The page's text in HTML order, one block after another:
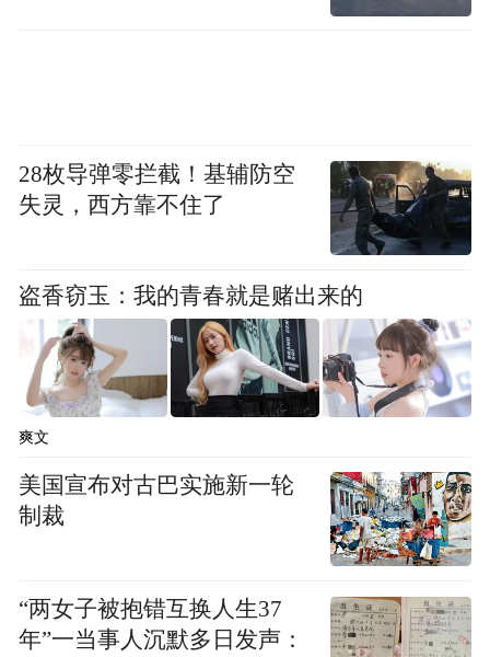
28枚导弹零拦截！基辅防空
失灵，西方靠不住了
盗香窃玉：我的青春就是赌出来的
爽文
美国宣布对古巴实施新一轮
制裁
“两女子被抱错互换人生37
年”一当事人沉默多日发声：